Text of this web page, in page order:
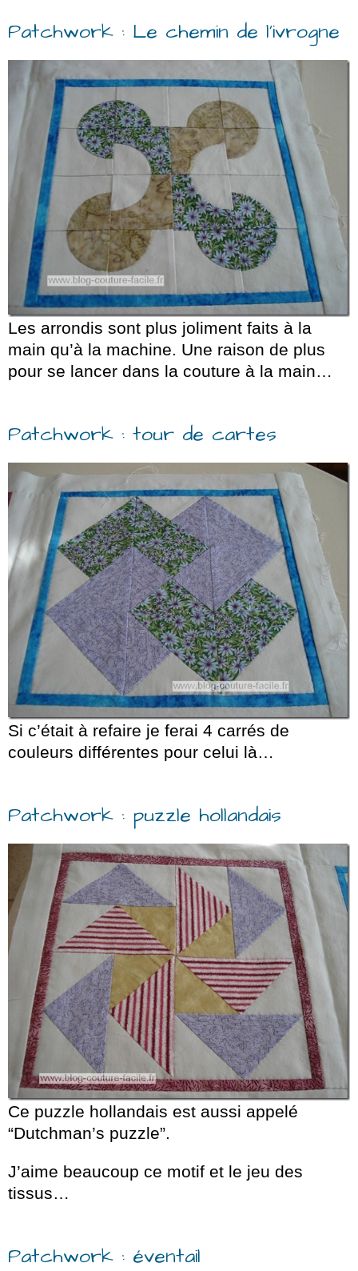
Patchwork : Le chemin de l’ivrogne
Les arrondis sont plus joliment faits à la
main qu’à la machine. Une raison de plus
pour se lancer dans la couture à la main…
Patchwork : tour de cartes
Si c’était à refaire je ferai 4 carrés de
couleurs différentes pour celui là…
Patchwork : puzzle hollandais
Ce puzzle hollandais est aussi appelé
“Dutchman’s puzzle”.
J’aime beaucoup ce motif et le jeu des
tissus…
Patchwork : éventail